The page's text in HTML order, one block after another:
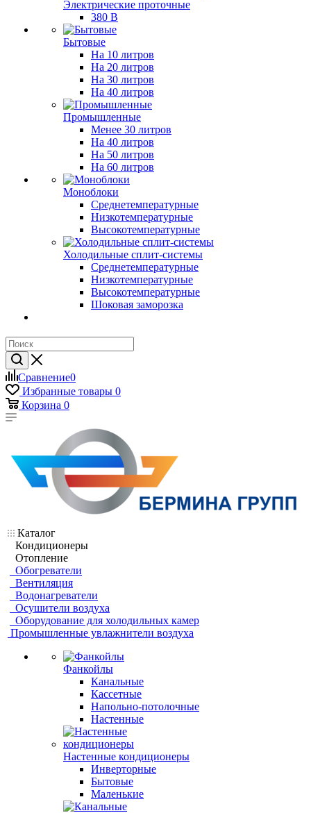
Электрические проточные
380 В
Бытовые
На 10 литров
На 20 литров
На 30 литров
На 40 литров
Промышленные
Менее 30 литров
На 40 литров
На 50 литров
На 60 литров
Моноблоки
Среднетемпературные
Низкотемпературные
Высокотемпературные
Холодильные сплит-системы
Среднетемпературные
Низкотемпературные
Высокотемпературные
Шоковая заморозка
Сравнение0
Избранные товары 0
Корзина 0
Каталог
Кондиционеры
Отопление
Обогреватели
Вентиляция
Водонагреватели
Осушители воздуха
Оборудование для холодильных камер
Промышленные увлажнители воздуха
Фанкойлы
Канальные
Кассетные
Напольно-потолочные
Настенные
Настенные кондиционеры
Инверторные
Бытовые
Маленькие